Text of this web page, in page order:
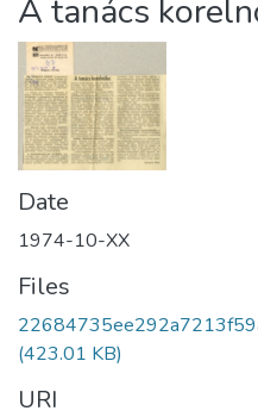
Statistics
About us
A tanács
Date
1974-10-XX
Files
(423.01 KB)
URI